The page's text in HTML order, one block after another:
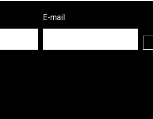
E-mail